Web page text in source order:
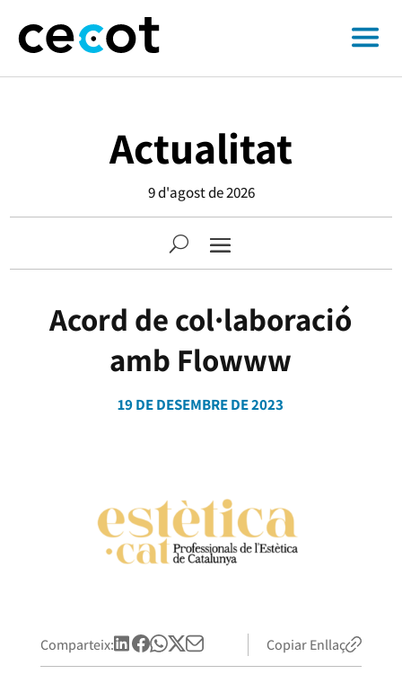
Actualitat
9 d'agost de 2026
Acord de col·laboració
amb Flowww
19 DE DESEMBRE DE 2023
Comparteix: Copiar Enllaç